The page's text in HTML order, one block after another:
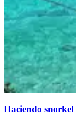
Haciendo